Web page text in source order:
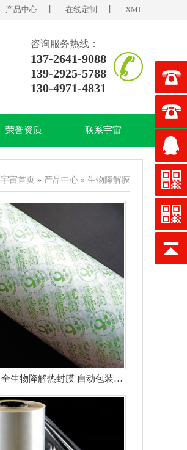
产品中心 在线定制 XML
咨询服务热线：
137-2641-9088
139-2925-5788
130-4971-4831
荣誉资质 联系宇宙
宇宙首页 » 产品中心 » 生物降解膜
PLA+PBAT全生物降解热封膜 自动包装机用卷膜